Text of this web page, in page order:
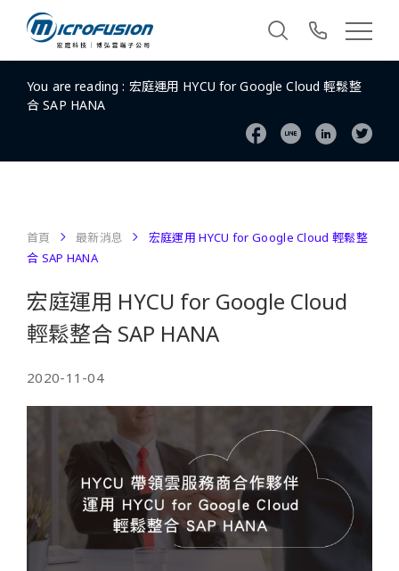
You are reading : 宏庭運用 HYCU for Google Cloud 輕鬆整
合 SAP HANA
首頁 最新消息
宏庭運用 HYCU for Google Cloud 輕鬆整
合 SAP HANA
宏庭運用 HYCU for Google Cloud
輕鬆整合 SAP HANA
2020-11-04